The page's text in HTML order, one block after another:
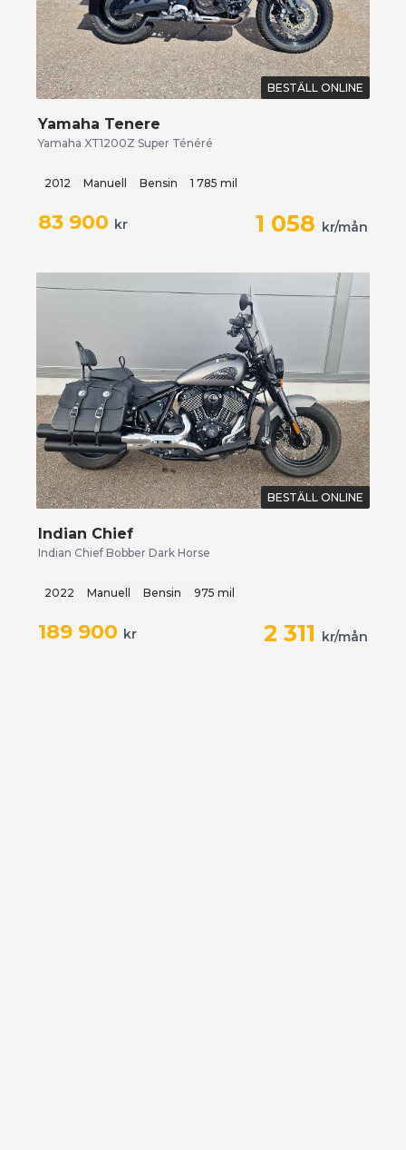
BESTÄLL ONLINE
Yamaha Tenere
Yamaha XT1200Z Super Ténéré
2012 Manuell Bensin 1 785 mil
83 900 kr 1 058 kr/mån
BESTÄLL ONLINE
Indian Chief
Indian Chief Bobber Dark Horse
2022 Manuell Bensin 975 mil
189 900 kr 2 311 kr/mån